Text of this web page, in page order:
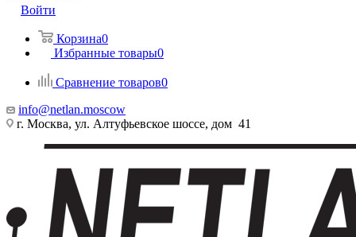
Войти
Корзина0
Избранные товары0
Сравнение товаров0
info@netlan.moscow
г. Москва, ул. Алтуфьевское шоссе, дом 41